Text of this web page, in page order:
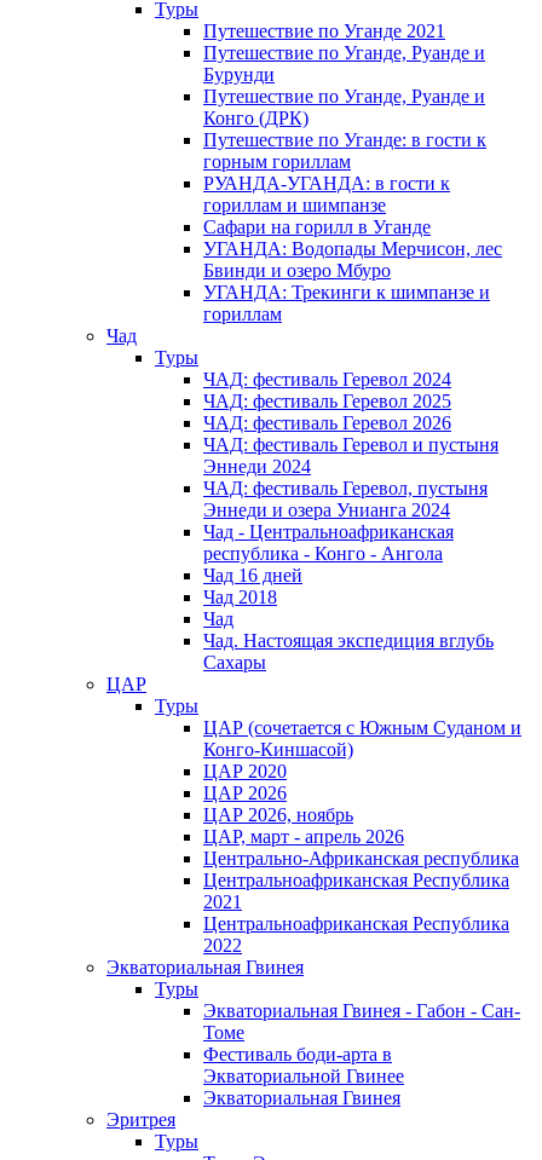
Туры
Путешествие по Уганде 2021
Путешествие по Уганде, Руанде и
Бурунди
Путешествие по Уганде, Руанде и
Конго (ДРК)
Путешествие по Уганде: в гости к
горным гориллам
РУАНДА-УГАНДА: в гости к
гориллам и шимпанзе
Сафари на горилл в Уганде
УГАНДА: Водопады Мерчисон, лес
Бвинди и озеро Мбуро
УГАНДА: Трекинги к шимпанзе и
гориллам
Чад
Туры
ЧАД: фестиваль Геревол 2024
ЧАД: фестиваль Геревол 2025
ЧАД: фестиваль Геревол 2026
ЧАД: фестиваль Геревол и пустыня
Эннеди 2024
ЧАД: фестиваль Геревол, пустыня
Эннеди и озера Унианга 2024
Чад - Центральноафриканская
республика - Конго - Ангола
Чад 16 дней
Чад 2018
Чад
Чад. Настоящая экспедиция вглубь
Сахары
ЦАР
Туры
ЦАР (сочетается с Южным Суданом и
Конго-Киншасой)
ЦАР 2020
ЦАР 2026
ЦАР 2026, ноябрь
ЦАР, март - апрель 2026
Центрально-Африканская республика
Центральноафриканская Республика
2021
Центральноафриканская Республика
2022
Экваториальная Гвинея
Туры
Экваториальная Гвинея - Габон - Сан-
Томе
Фестиваль боди-арта в
Экваториальной Гвинее
Экваториальная Гвинея
Эритрея
Туры